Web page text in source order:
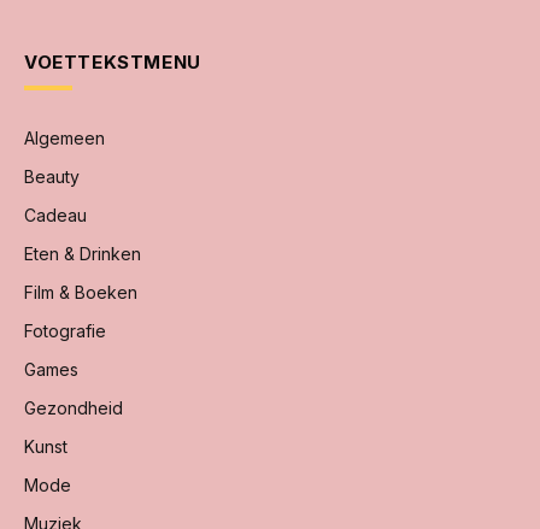
VOETTEKSTMENU
Algemeen
Beauty
Cadeau
Eten & Drinken
Film & Boeken
Fotografie
Games
Gezondheid
Kunst
Mode
Muziek